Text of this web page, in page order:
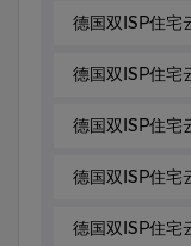
德国双ISP住
德国双ISP住
德国双ISP住
德国双ISP住
德国双ISP住